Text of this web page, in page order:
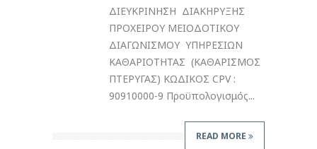
ΔΙΕΥΚΡΙΝΗΣΗ ΔΙΑΚΗΡΥΞΗΣ
ΠΡΟΧΕΙΡΟΥ ΜΕΙΟΔΟΤΙΚΟΥ
ΔΙΑΓΩΝΙΣΜΟΥ ΥΠΗΡΕΣΙΩΝ
ΚΑΘΑΡΙΟΤΗΤΑΣ (ΚΑΘΑΡΙΣΜΟΣ
ΠΤΕΡΥΓΑΣ) ΚΩΔΙΚΟΣ CPV :
90910000-9 Προϋπολογισμός...
READ MORE